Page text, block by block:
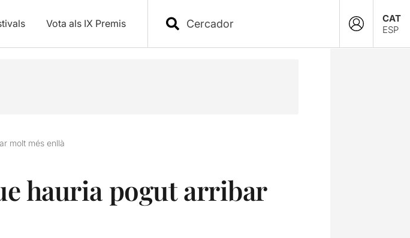
Vota als IX Premis
CAT
ESP
molt més enllà
hauria pogut arribar